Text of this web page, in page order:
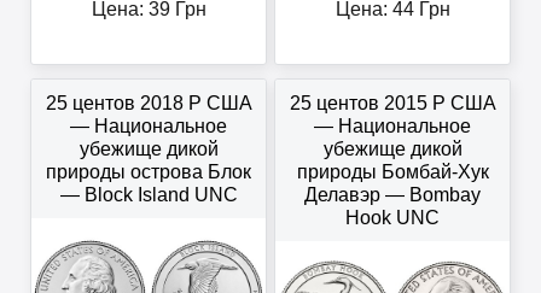
Цена: 39Грн Цена: 44Грн
25 центов 2018 P США
— Национальное
убежище дикой
природы острова Блок
— Block Island UNC
25 центов 2015 P США
— Национальное
убежище дикой
природы Бомбай-Хук
Делавэр — Bombay
Hook UNC